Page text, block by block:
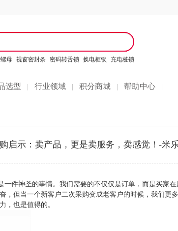
母 视窗密封条 密码转舌锁 换电柜锁 充电桩锁
选型 行业领域 积分商城 帮助中心
启示：卖产品，更是卖服务，卖感觉！-米
件神圣的事情。我们需要的不仅仅是订单，而是买家
，但当一个新客户二次采购变成老客户的时候，我们更
，也是值得的。